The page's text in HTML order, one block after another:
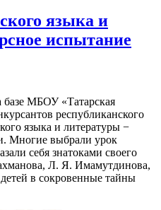
языка и
испытание
базе МБОУ «Татарская
республиканского
языка и литературы −
Многие выбрали урок
себя знатоками своего
Л. Я. Имамутдинова,
в сокровенные тайны